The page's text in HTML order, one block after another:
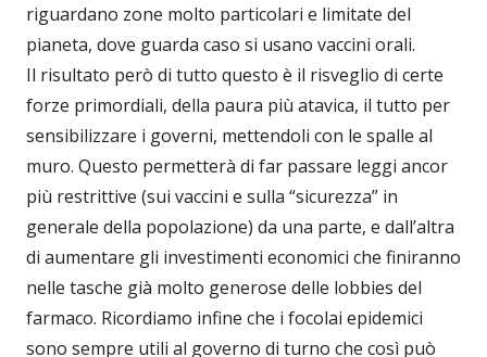
riguardano zone molto particolari e limitate del
pianeta, dove guarda caso si usano vaccini orali.
Il risultato però di tutto questo è il risveglio di certe
forze primordiali, della paura più atavica, il tutto per
sensibilizzare i governi, mettendoli con le spalle al
muro. Questo permetterà di far passare leggi ancor
più restrittive (sui vaccini e sulla “sicurezza” in
generale della popolazione) da una parte, e dall’altra
di aumentare gli investimenti economici che finiranno
nelle tasche già molto generose delle lobbies del
farmaco. Ricordiamo infine che i focolai epidemici
sono sempre utili al governo di turno che così può